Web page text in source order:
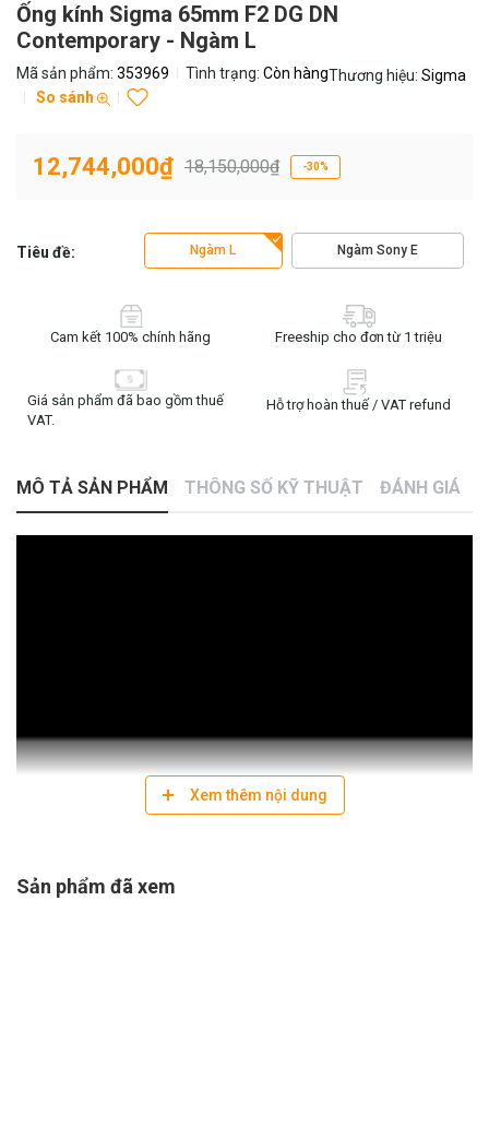
Ống kính Sigma 65mm F2 DG DN
Contemporary - Ngàm L
Mã sản phẩm: 353969 Tình trạng: Còn hàngThương hiệu: Sigma
So sánh
12,744,000₫ 18,150,000₫ -30%
Tiêu đề: Ngàm L Ngàm Sony E
Cam kết 100% chính hãng Freeship cho đơn từ 1 triệu
Giá sản phẩm đã bao gồm thuế
VAT.
Hỗ trợ hoàn thuế / VAT refund
MÔ TẢ SẢN PHẨM THÔNG SỐ KỸ THUẬT ĐÁNH GIÁ
Xem thêm nội dung
Sản phẩm đã xem